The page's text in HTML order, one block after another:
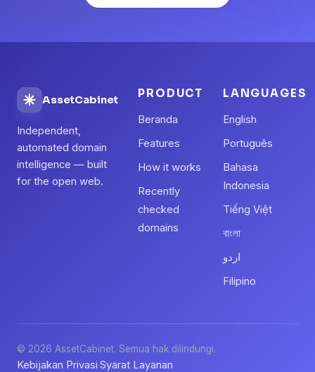
AssetCabinet
Independent,
automated domain
intelligence — built
for the open web.
PRODUCT
Beranda
Features
How it works
Recently
checked
domains
LANGUAGES
English
Português
Bahasa
Indonesia
Tiếng Việt
বাংলা
اردو
Filipino
© 2026 AssetCabinet. Semua hak dilindungi.
Kebijakan Privasi·Syarat Layanan